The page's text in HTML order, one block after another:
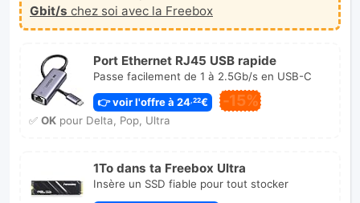
Gbit/s chez soi avec la Freebox
Port Ethernet RJ45 USB rapide
Passe facilement de 1 à 2.5Gb/s en USB-C
👉 voir l'offre à 24,22€ -15%
✅ OKpour Delta, Pop, Ultra
1To dans ta Freebox Ultra
Insère un SSD fiable pour tout stocker